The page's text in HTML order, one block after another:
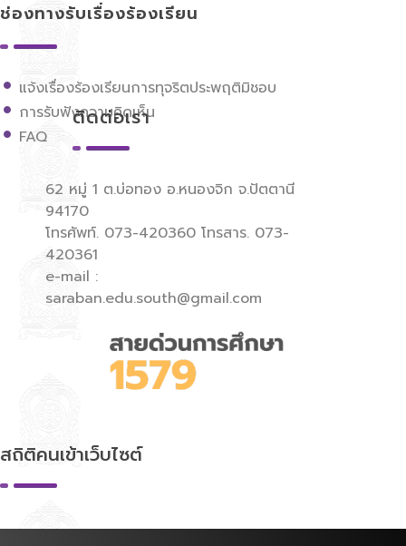
ช่องทางรับเรื่องร้องเรียน
แจ้งเรื่องร้องเรียนการทุจริตประพฤติมิชอบ
การรับฟังความคิดเห็น
FAQ
ติดต่อเรา
62 หมู่ 1 ต.บ่อทอง อ.หนองจิก จ.ปัตตานี
94170
โทรศัพท์. 073-420360 โทรสาร. 073-
420361
e-mail :
saraban.edu.south@gmail.com
สถิติคนเข้าเว็บไซต์